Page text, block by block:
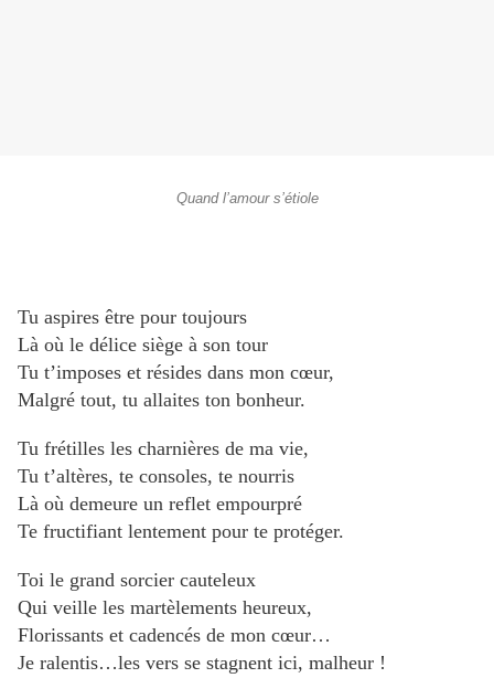
Quand l’amour s’étiole
Tu aspires être pour toujours
Là où le délice siège à son tour
Tu t’imposes et résides dans mon cœur,
Malgré tout, tu allaites ton bonheur.
Tu frétilles les charnières de ma vie,
Tu t’altères, te consoles, te nourris
Là où demeure un reflet empourpré
Te fructifiant lentement pour te protéger.
Toi le grand sorcier cauteleux
Qui veille les martèlements heureux,
Florissants et cadencés de mon cœur…
Je ralentis…les vers se stagnent ici, malheur !